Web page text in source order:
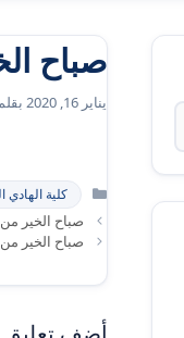
صباح
يناير 16, 2020
التصنيفات
كلية الهادي
صباح الخير
صباح الخير